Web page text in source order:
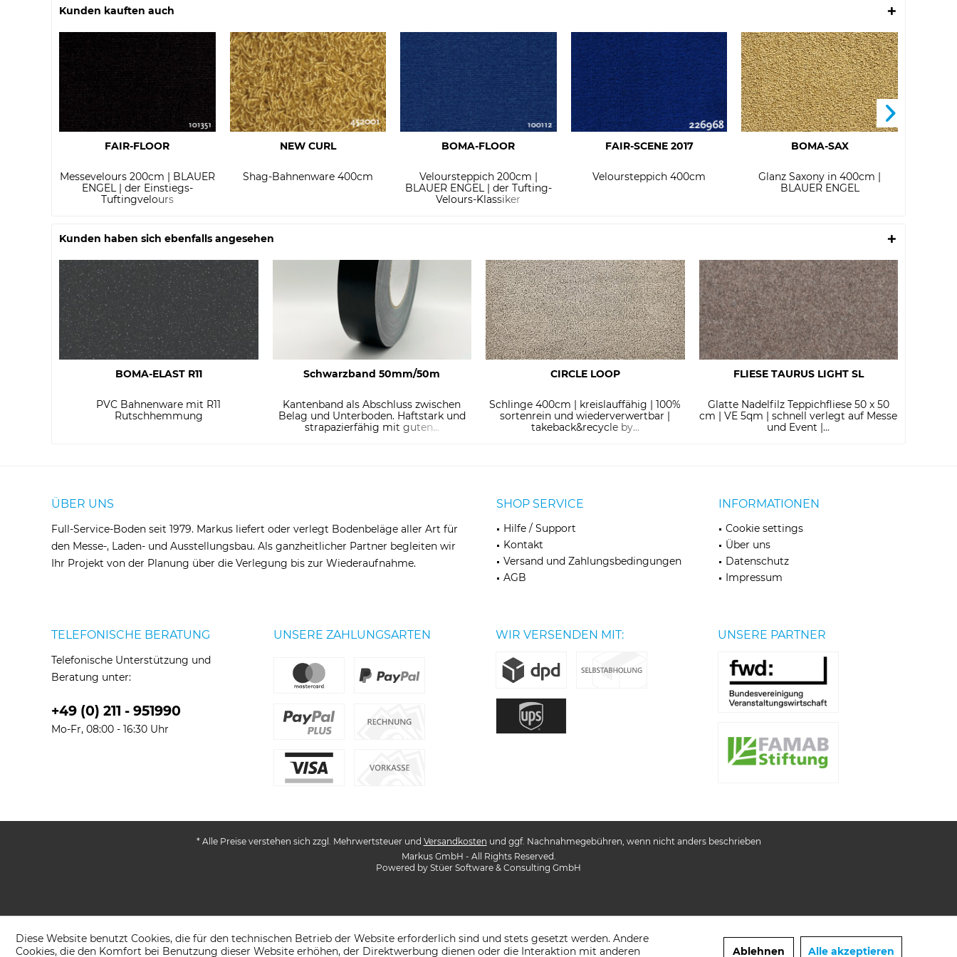
Kunden kauften auch
FAIR-FLOOR
Messevelours 200cm | BLAUER
ENGEL | der Einstiegs-
Tuftingvelours
NEW CURL
Shag-Bahnenware 400cm
BOMA-FLOOR
Veloursteppich 200cm |
BLAUER ENGEL | der Tufting-
Velours-Klassiker
FAIR-SCENE 2017
Veloursteppich 400cm
BOMA-SAX
Glanz Saxony in 400cm |
BLAUER ENGEL
Kunden haben sich ebenfalls angesehen
BOMA-ELAST R11
PVC Bahnenware mit R11
Rutschhemmung
Schwarzband 50mm/50m
Kantenband als Abschluss zwischen
Belag und Unterboden. Haftstark und
strapazierfähig mit guten...
CIRCLE LOOP
Schlinge 400cm | kreislauffähig | 100%
sortenrein und wiederverwertbar |
takeback&recycle by...
FLIESE TAURUS LIGHT SL
Glatte Nadelfilz Teppichfliese 50 x 50
cm | VE 5qm | schnell verlegt auf Messe
und Event |...
ÜBER UNS
Full-Service-Boden seit 1979. Markus liefert oder verlegt Bodenbeläge aller Art für
den Messe-, Laden- und Ausstellungsbau. Als ganzheitlicher Partner begleiten wir
Ihr Projekt von der Planung über die Verlegung bis zur Wiederaufnahme.
SHOP SERVICE
Hilfe / Support
Kontakt
Versand und Zahlungsbedingungen
AGB
INFORMATIONEN
Cookie settings
Über uns
Datenschutz
Impressum
TELEFONISCHE BERATUNG
Telefonische Unterstützung und
Beratung unter:
+49 (0) 211 - 951990
Mo-Fr, 08:00 - 16:30 Uhr
UNSERE ZAHLUNGSARTEN WIR VERSENDEN MIT: UNSERE PARTNER
* Alle Preise verstehen sich zzgl. Mehrwertsteuer und Versandkosten und ggf. Nachnahmegebühren, wenn nicht anders beschrieben
Markus GmbH - All Rights Reserved.
Powered by Stüer Software & Consulting GmbH
Diese Website benutzt Cookies, die für den technischen Betrieb der Website erforderlich sind und stets gesetzt werden. Andere
Cookies, die den Komfort bei Benutzung dieser Website erhöhen, der Direktwerbung dienen oder die Interaktion mit anderen
Ablehnen Alle akzeptieren